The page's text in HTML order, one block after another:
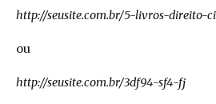
http://seusite.com.br/5-livros-direito-
ou
http://seusite.com.br/3df94-sf4-fj